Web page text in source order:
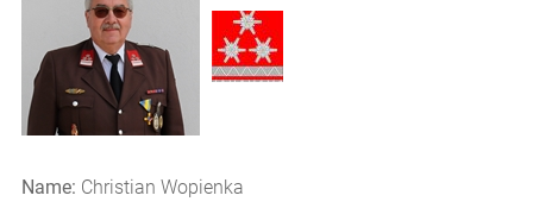
Name: Christian Wopienka